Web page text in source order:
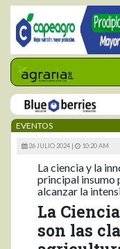
EVENTOS
26 JULIO 2024 | 10:20 AM
La ciencia y la
principal insumo
alcanzar la
La
son las